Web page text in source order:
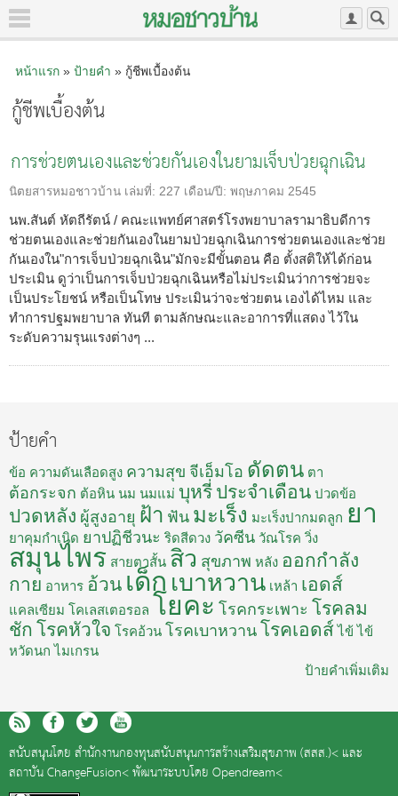
หน้าแรก» ป้ายคำ » กู้ชีพเบื้องต้น
กู้ชีพเบื้องต้น
การช่วยตนเองและช่วยกันเองในยามเจ็บป่วยฉุกเฉิน
นิตยสารหมอชาวบ้าน เล่มที่: 227 เดือน/ปี: พฤษภาคม 2545
นพ.สันต์ หัตถีรัตน์ / คณะแพทย์ศาสตร์โรงพยาบาลรามาธิบดีการ
ช่วยตนเองและช่วยกันเองในยามป่วยฉุกเฉินการช่วยตนเองและช่วย
กันเองใน"การเจ็บป่วยฉุกเฉิน"มักจะมีขั้นตอน คือ ตั้งสติให้ได้ก่อน
ประเมิน ดูว่าเป็นการเจ็บป่วยฉุกเฉินหรือไม่ประเมินว่าการช่วยจะ
เป็นประโยชน์ หรือเป็นโทษ ประเมินว่าจะช่วยตน เองได้ไหม และ
ทำการปฐมพยาบาล ทันที ตามลักษณะและอาการที่แสดง ไว้ใน
ระดับความรุนแรงต่างๆ ...
ป้ายคำ
ข้อ ความดันเลือดสูง ความสุข จีเอ็มโอ ดัดตน ตา
ต้อกระจก ต้อหิน นม นมแม่ บุหรี่ ประจำเดือน ปวดข้อ
ปวดหลัง ผู้สูงอายุ ฝ้า ฟัน มะเร็ง มะเร็งปากมดลูก ยา
ยาคุมกำเนิด ยาปฏิชีวนะ ริดสีดวง วัคซีน วัณโรค วิ่ง
สมุนไพร สายตาสั้น สิว สุขภาพ หลัง ออกกำลัง
กาย อาหาร อ้วน เด็ก เบาหวาน เหล้า เอดส์
แคลเซียม โคเลสเตอรอล โยคะ โรคกระเพาะ โรคลม
ชัก โรคหัวใจ โรคอ้วน โรคเบาหวาน โรคเอดส์ ไข้ ไข้
หวัดนก ไมเกรน
ป้ายคำเพิ่มเติม
สนับสนุนโดย สำนักงานกองทุนสนับสนุนการสร้างเสริมสุขภาพ (สสส.)< และ
สถาบัน ChangeFusion<พัฒนาระบบโดย Opendream<